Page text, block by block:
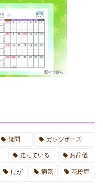
疑問 ガッツポーズ
走っている お辞儀
けが 病気 花粉症